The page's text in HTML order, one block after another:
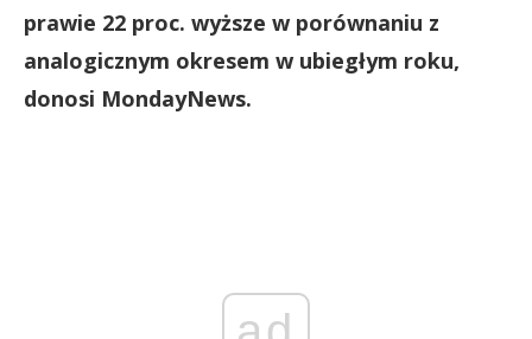
prawie 22 proc. wyższe w porównaniu z
analogicznym okresem w ubiegłym roku,
donosi MondayNews.